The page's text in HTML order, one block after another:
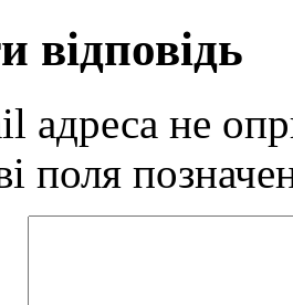
відповідь
адреса не
поля